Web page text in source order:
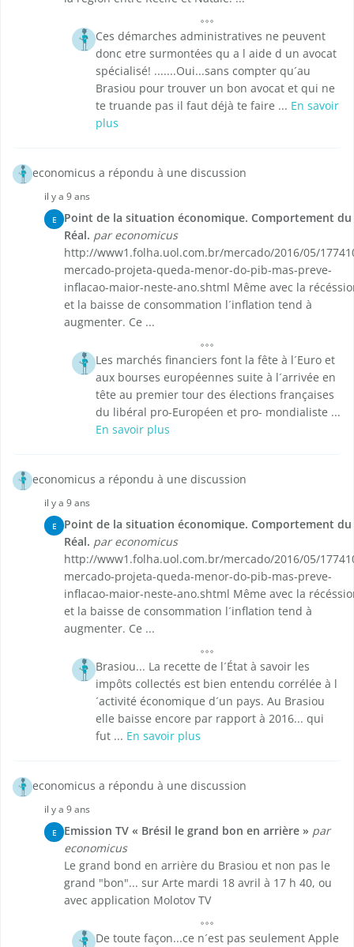
Ces démarches administratives ne peuvent
donc etre surmontées qu a l aide d un avocat
spécialisé! .......Oui...sans compter qu´au
Brasiou pour trouver un bon avocat et qui ne
te truande pas il faut déjà te faire ... En savoir
plus
economicus a répondu à une discussion
il y a 9 ans
E
Point de la situation économique. Comportement du
Réal. par economicus
http://www1.folha.uol.com.br/mercado/2016/05/
mercado-projeta-queda-menor-do-pib-mas-preve-
inflacao-maior-neste-ano.shtml Même avec la
et la baisse de consommation l´inflation tend à
augmenter. Ce ...
Les marchés financiers font la fête à l´Euro et
aux bourses européennes suite à l´arrivée en
tête au premier tour des élections françaises
du libéral pro-Européen et pro- mondialiste ...
En savoir plus
economicus a répondu à une discussion
il y a 9 ans
E
Point de la situation économique. Comportement du
Réal. par economicus
http://www1.folha.uol.com.br/mercado/2016/05/
mercado-projeta-queda-menor-do-pib-mas-preve-
inflacao-maior-neste-ano.shtml Même avec la
et la baisse de consommation l´inflation tend à
augmenter. Ce ...
Brasiou... La recette de l´État à savoir les
impôts collectés est bien entendu corrélée à l
´activité économique d´un pays. Au Brasiou
elle baisse encore par rapport à 2016... qui
fut ... En savoir plus
economicus a répondu à une discussion
il y a 9 ans
E Emission TV « Brésil le grand bon en arrière » par
economicus
Le grand bond en arrière du Brasiou et non pas le
grand "bon"... sur Arte mardi 18 avril à 17 h 40, ou
avec application Molotov TV
De toute façon...ce n´est pas seulement Apple